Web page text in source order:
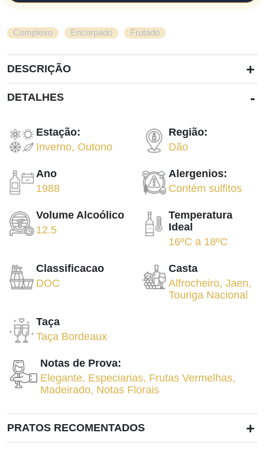
Complexo Encorpado Frutado
DESCRIÇÃO +
DETALHES -
Estação:
Inverno, Outono
Região:
Dão
Ano
1988
Alergenios:
Contém sulfitos
Volume Alcoólico
12.5
Temperatura
Ideal
16ºC a 18ºC
Classificacao
DOC
Casta
Alfrocheiro,Jaen,
Touriga Nacional
Taça
Taça Bordeaux
Notas de Prova:
Elegante, Especiarias, Frutas Vermelhas,
Madeirado, Notas Florais
PRATOS RECOMENTADOS +